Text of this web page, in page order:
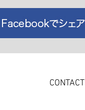
CONTACT